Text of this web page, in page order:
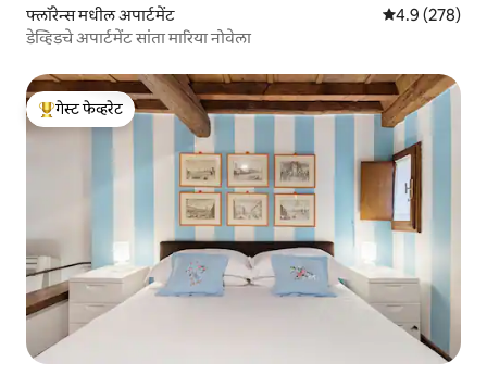
फ्लॉरेन्स मधील अपार्टमेंट 5 पैकी 4.9
4.9 (278)
डेव्हिडचे अपार्टमेंट सांता मारिया नोवेला
टॉप गेस्ट फेव्हरेट
गेस्ट फेव्हरेट